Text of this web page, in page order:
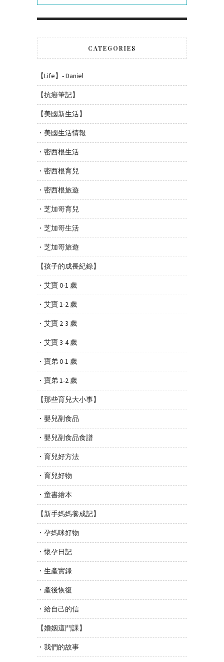
CATEGORIES
【Life】- Daniel
【抗癌筆記】
【美國新生活】
・美國生活情報
・密西根生活
・密西根育兒
・密西根旅遊
・芝加哥育兒
・芝加哥生活
・芝加哥旅遊
【孩子的成長紀錄】
・艾寶 0-1 歲
・艾寶 1-2 歲
・艾寶 2-3 歲
・艾寶 3-4 歲
・寶弟 0-1 歲
・寶弟 1-2 歲
【那些育兒大小事】
・嬰兒副食品
・嬰兒副食品食譜
・育兒好方法
・育兒好物
・童書繪本
【新手媽媽養成記】
・孕媽咪好物
・懷孕日記
・生產實錄
・產後恢復
・給自己的信
【婚姻這門課】
・我們的故事